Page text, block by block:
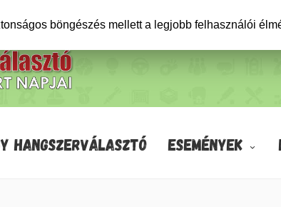
HANGSZERVÁLASZTÓ ESEMÉNYEK
böngészés mellett a legjobb felhasználói